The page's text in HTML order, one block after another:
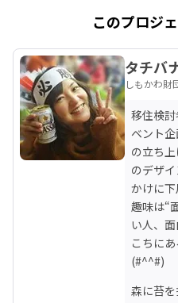
このプロジ
タチバ
しもかわ財
移住検
ベント
の立ち
のデザ
かけに下
趣味は“
い人、
こちに
(#^^#)
森に苔